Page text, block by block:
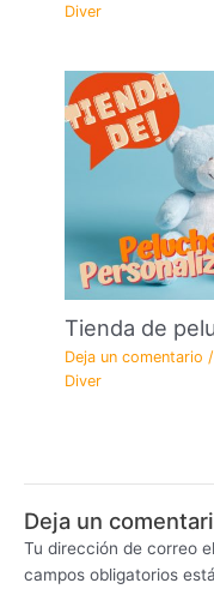
Diver
Tienda de
Deja un comentario
Diver
Deja un
Tu dirección de correo
campos obligatorios